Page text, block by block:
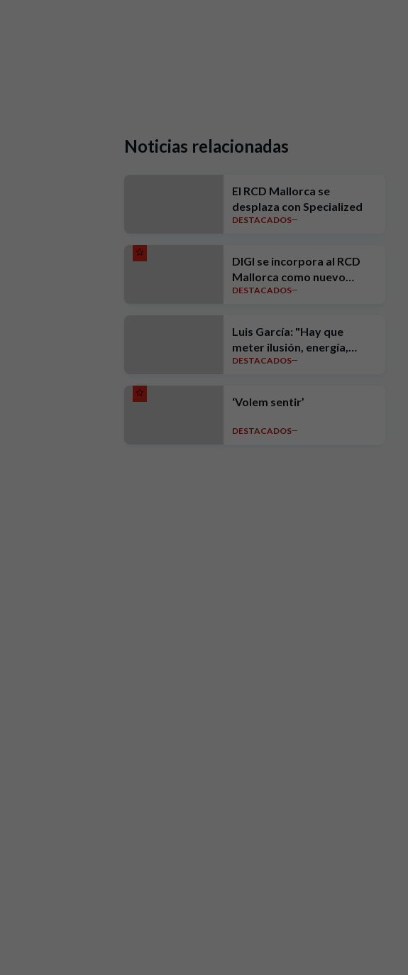
Noticias relacionadas
El RCD Mallorca se
desplaza con Specialized
DESTACADOS
DIGI se incorpora al RCD
Mallorca como nuevo
Patrocinador Oficial
DESTACADOS
Luis García: "Hay que
meter ilusión, energía,
intensidad, ambición y
DESTACADOS
‘Volem sentir’
DESTACADOS